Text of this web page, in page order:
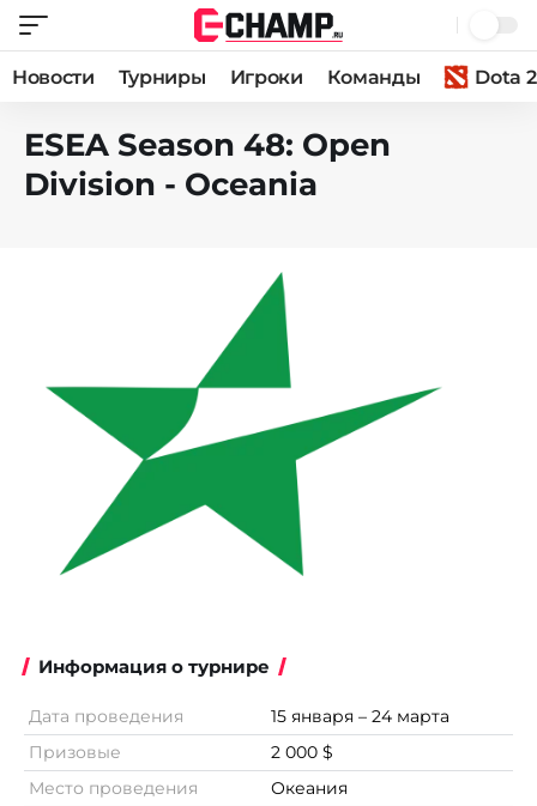
Новости Турниры Игроки Команды Dota 2
ESEA Season 48: Open
Division - Oceania
Информация о турнире
Дата проведения
15 января – 24 марта
Призовые
2 000 $
Место проведения
Океания